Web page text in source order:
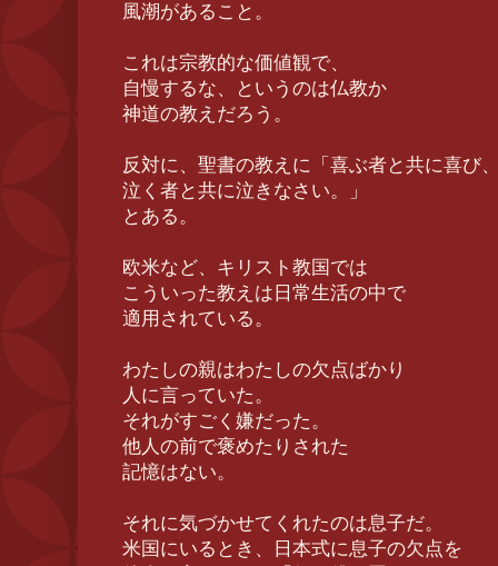
風潮があること。
これは宗教的な価値観で、
自慢するな、というのは仏教か
神道の教えだろう。
反対に、聖書の教えに「喜ぶ者と共に喜び
泣く者と共に泣きなさい。」
とある。
欧米など、キリスト教国では
こういった教えは日常生活の中で
適用されている。
わたしの親はわたしの欠点ばかり
人に言っていた。
それがすごく嫌だった。
他人の前で褒めたりされた
記憶はない。
それに気づかせてくれたのは息子だ。
米国にいるとき、日本式に息子の欠点を